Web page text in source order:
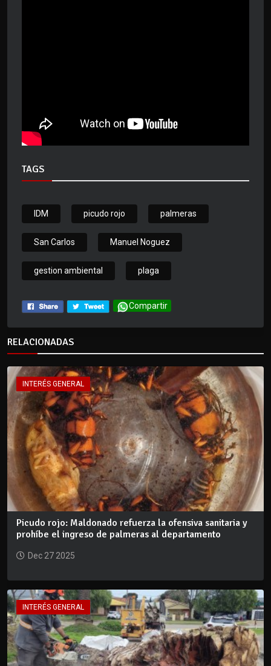
TAGS
IDM picudo rojo palmeras
San Carlos Manuel Noguez
gestion ambiental plaga
Compartir
RELACIONADAS
INTERÉS GENERAL
Picudo rojo: Maldonado refuerza la ofensiva sanitaria y
prohíbe el ingreso de palmeras al departamento
Dec 27 2025
INTERÉS GENERAL